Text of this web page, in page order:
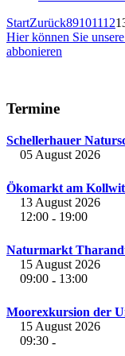
StartZurück89101112
Hier können Sie
abbonieren
Termine
Schellerhauer
05 August 2026
Ökomarkt am
13 August 2026
12:00 - 19:00
Naturmarkt
15 August 2026
09:00 - 13:00
Moorexkursion der
15 August 2026
09:30 -